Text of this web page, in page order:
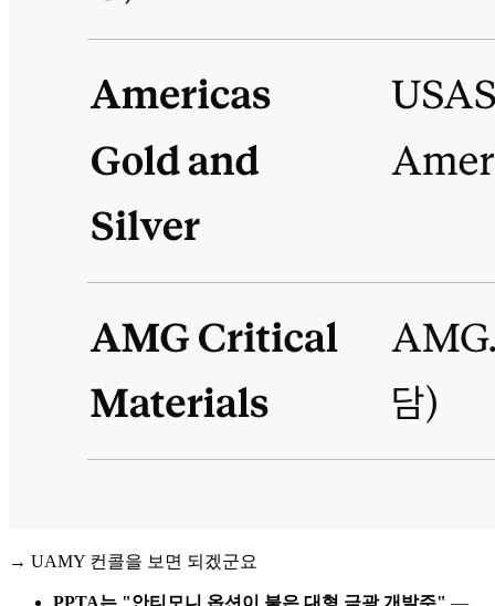
→ UAMY 컨콜을 보면 되겠군요
PPTA는 "안티모니 옵션이 붙은 대형 금광 개발주" —